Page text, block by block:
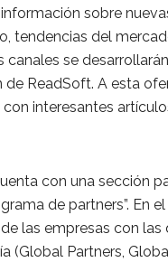
sobre
tendencias del
canales se
de ReadSoft. A esta
interesantes
con una sección
de partners”. En
las empresas con las
(Global Partners,